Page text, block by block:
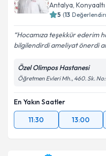
Antalya, Konyaaltı
5 (13
Hocamıza teşekkür ederim
bilgilendirdi ameliyat önerdi
Özel Olimpos Hastanesi
Öğretmen Evleri Mh., 460. Sk.
En Yakın Saatler
11:30
13:00